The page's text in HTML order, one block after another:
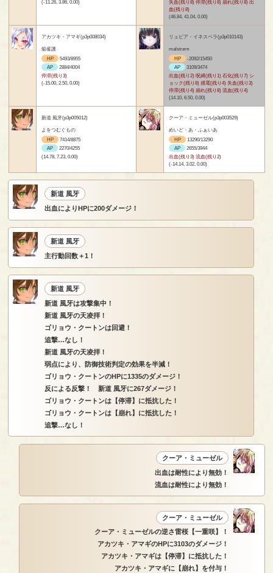
(-11.26, 3.86, 0.00)
失血(残り8) 停滞(残り8) 崩れ(残り8) 出
血(残り8)
(46.84, 41.04, 0.00)
アカツキ・アマギ(p3p008034)
焔雀護
HP
5493/8955
AP
2884/4004
停滞(残り3)
(-15.00, 2.50, 0.00)
リュビア・イネスペラ(p3p010143)
malstrøm
HP
-2092/15450
AP
3109/3474
出血(残り2) 呪縛(残り1) 石化(残り7) シ
ョック(残り8) 感電(残り4) 失血(残り3)
停滞(残り4) 崩れ(残り8) 流血(残り4)
(14.10, 6.50, 0.00)
新道 風牙(p3p005012)
よをつむぐもの
HP
7414/8875
AP
2270/4255
(14.78, 7.23, 0.00)
クーア・ミューゼル(p3p003529)
めいど・あ・ふぁいあ
HP
13290/13290
AP
2655/3944
出血(残り3) 流血(残り2)
(-14.14, 3.02, 0.00)
新道 風牙
出血によりHPに200ダメージ！
新道 風牙
主行動回数＋1！
新道 風牙
新道 風牙は攻撃集中！
新道 風牙の天凌拝！
ゴリョウ・クートンは回避！
追撃…なし！
新道 風牙の天凌拝！
弱点により、防御技術判定の効果を半減！
ゴリョウ・クートンのHPに1335のダメージ！
反による反撃！ 新道 風牙に267ダメージ！
ゴリョウ・クートンは【停滞】に抵抗した！
ゴリョウ・クートンは【崩れ】に抵抗した！
追撃…なし！
クーア・ミューゼル
出血は耐性により無効！
流血は耐性により無効！
クーア・ミューゼル
クーア・ミューゼルの逆さ雷桜【一重咲】！
アカツキ・アマギのHPに3103のダメージ！
アカツキ・アマギは【停滞】に抵抗した！
アカツキ・アマギに【崩れ】を付与！